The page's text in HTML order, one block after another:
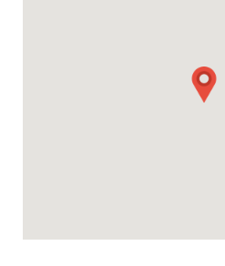
merienda especial o
una bebida caliente, en